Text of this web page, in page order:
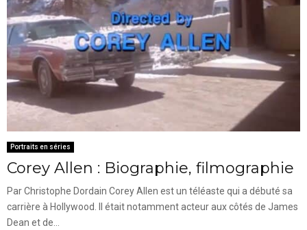
Portraits en séries
Corey Allen : Biographie, filmographie
Par Christophe Dordain Corey Allen est un téléaste qui a débuté sa
carrière à Hollywood. Il était notamment acteur aux côtés de James
Dean et de...